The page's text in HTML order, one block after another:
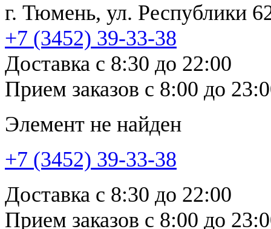
г. Тюмень, ул.
+7 (3452) 39-33-38
Доставка с 8:30 до 22:00
Прием заказов с 8:00 до
Элемент не найден
+7 (3452) 39-33-38
Доставка с 8:30 до 22:00
Прием заказов с 8:00 до